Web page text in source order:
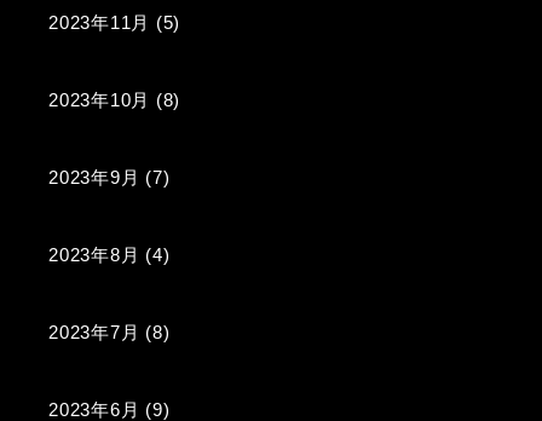
2023年11月 (5)
2023年10月 (8)
2023年9月 (7)
2023年8月 (4)
2023年7月 (8)
2023年6月 (9)